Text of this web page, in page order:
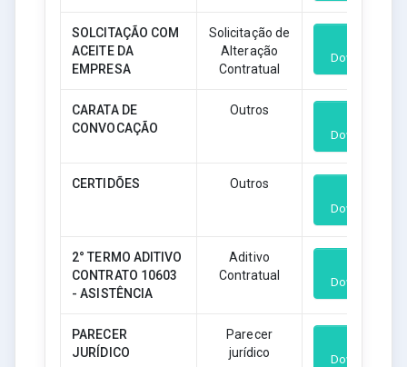
SOLCITAÇÃO COM
ACEITE DA
EMPRESA
Solicitação de
Alteração
Contratual
Download
CARATA DE
CONVOCAÇÃO
Outros
Download
CERTIDÕES Outros
Download
2° TERMO ADITIVO
CONTRATO 10603
- ASISTÊNCIA
Aditivo
Contratual
Download
PARECER
JURÍDICO
Parecer
jurídico
Download